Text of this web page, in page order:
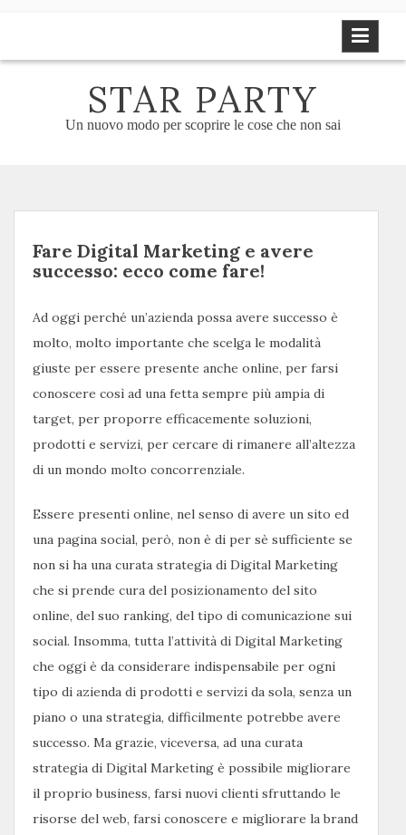
STAR PARTY
Un nuovo modo per scoprire le cose che non sai
Fare Digital Marketing e avere
successo: ecco come fare!
Ad oggi perché un’azienda possa avere successo è
molto, molto importante che scelga le modalità
giuste per essere presente anche online, per farsi
conoscere così ad una fetta sempre più ampia di
target, per proporre efficacemente soluzioni,
prodotti e servizi, per cercare di rimanere all’altezza
di un mondo molto concorrenziale.
Essere presenti online, nel senso di avere un sito ed
una pagina social, però, non è di per sè sufficiente se
non si ha una curata strategia di Digital Marketing
che si prende cura del posizionamento del sito
online, del suo ranking, del tipo di comunicazione sui
social. Insomma, tutta l’attività di Digital Marketing
che oggi è da considerare indispensabile per ogni
tipo di azienda di prodotti e servizi da sola, senza un
piano o una strategia, difficilmente potrebbe avere
successo. Ma grazie, viceversa, ad una curata
strategia di Digital Marketing è possibile migliorare
il proprio business, farsi nuovi clienti sfruttando le
risorse del web, farsi conoscere e migliorare la brand